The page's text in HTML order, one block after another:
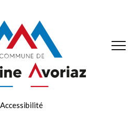
Accessibilité